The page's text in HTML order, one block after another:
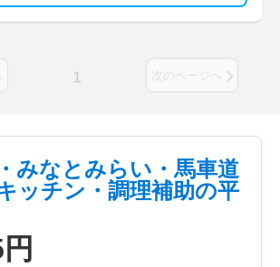
1 次のページへ
みなとみらい・馬車道
ッチン・調理補助の平